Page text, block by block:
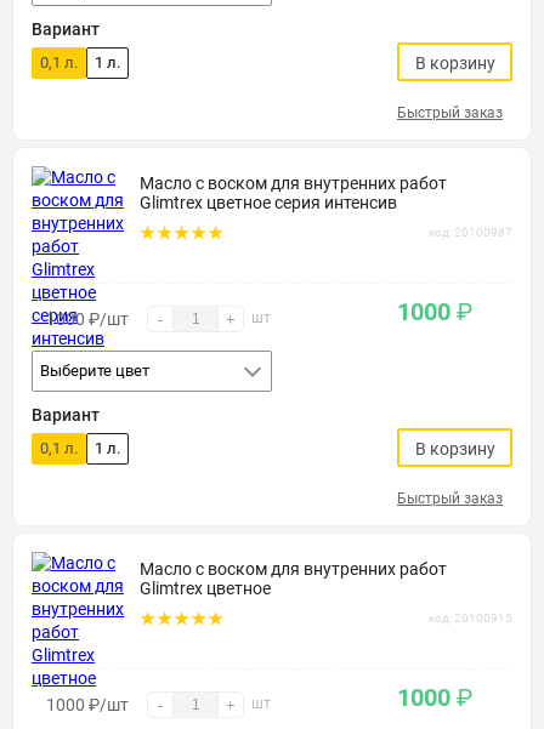
Вариант
0,1 л. 1 л. В корзину
Быстрый заказ
Масло с воском для внутренних работ
Glimtrex цветное серия интенсив
код: 20100987
1000 ₽/шт - + шт
Выберите цвет
Вариант
0,1 л. 1 л.
1000 ₽
В корзину
Быстрый заказ
Масло с воском для внутренних работ
Glimtrex цветное
код: 20100915
1000 ₽/шт - + шт 1000 ₽